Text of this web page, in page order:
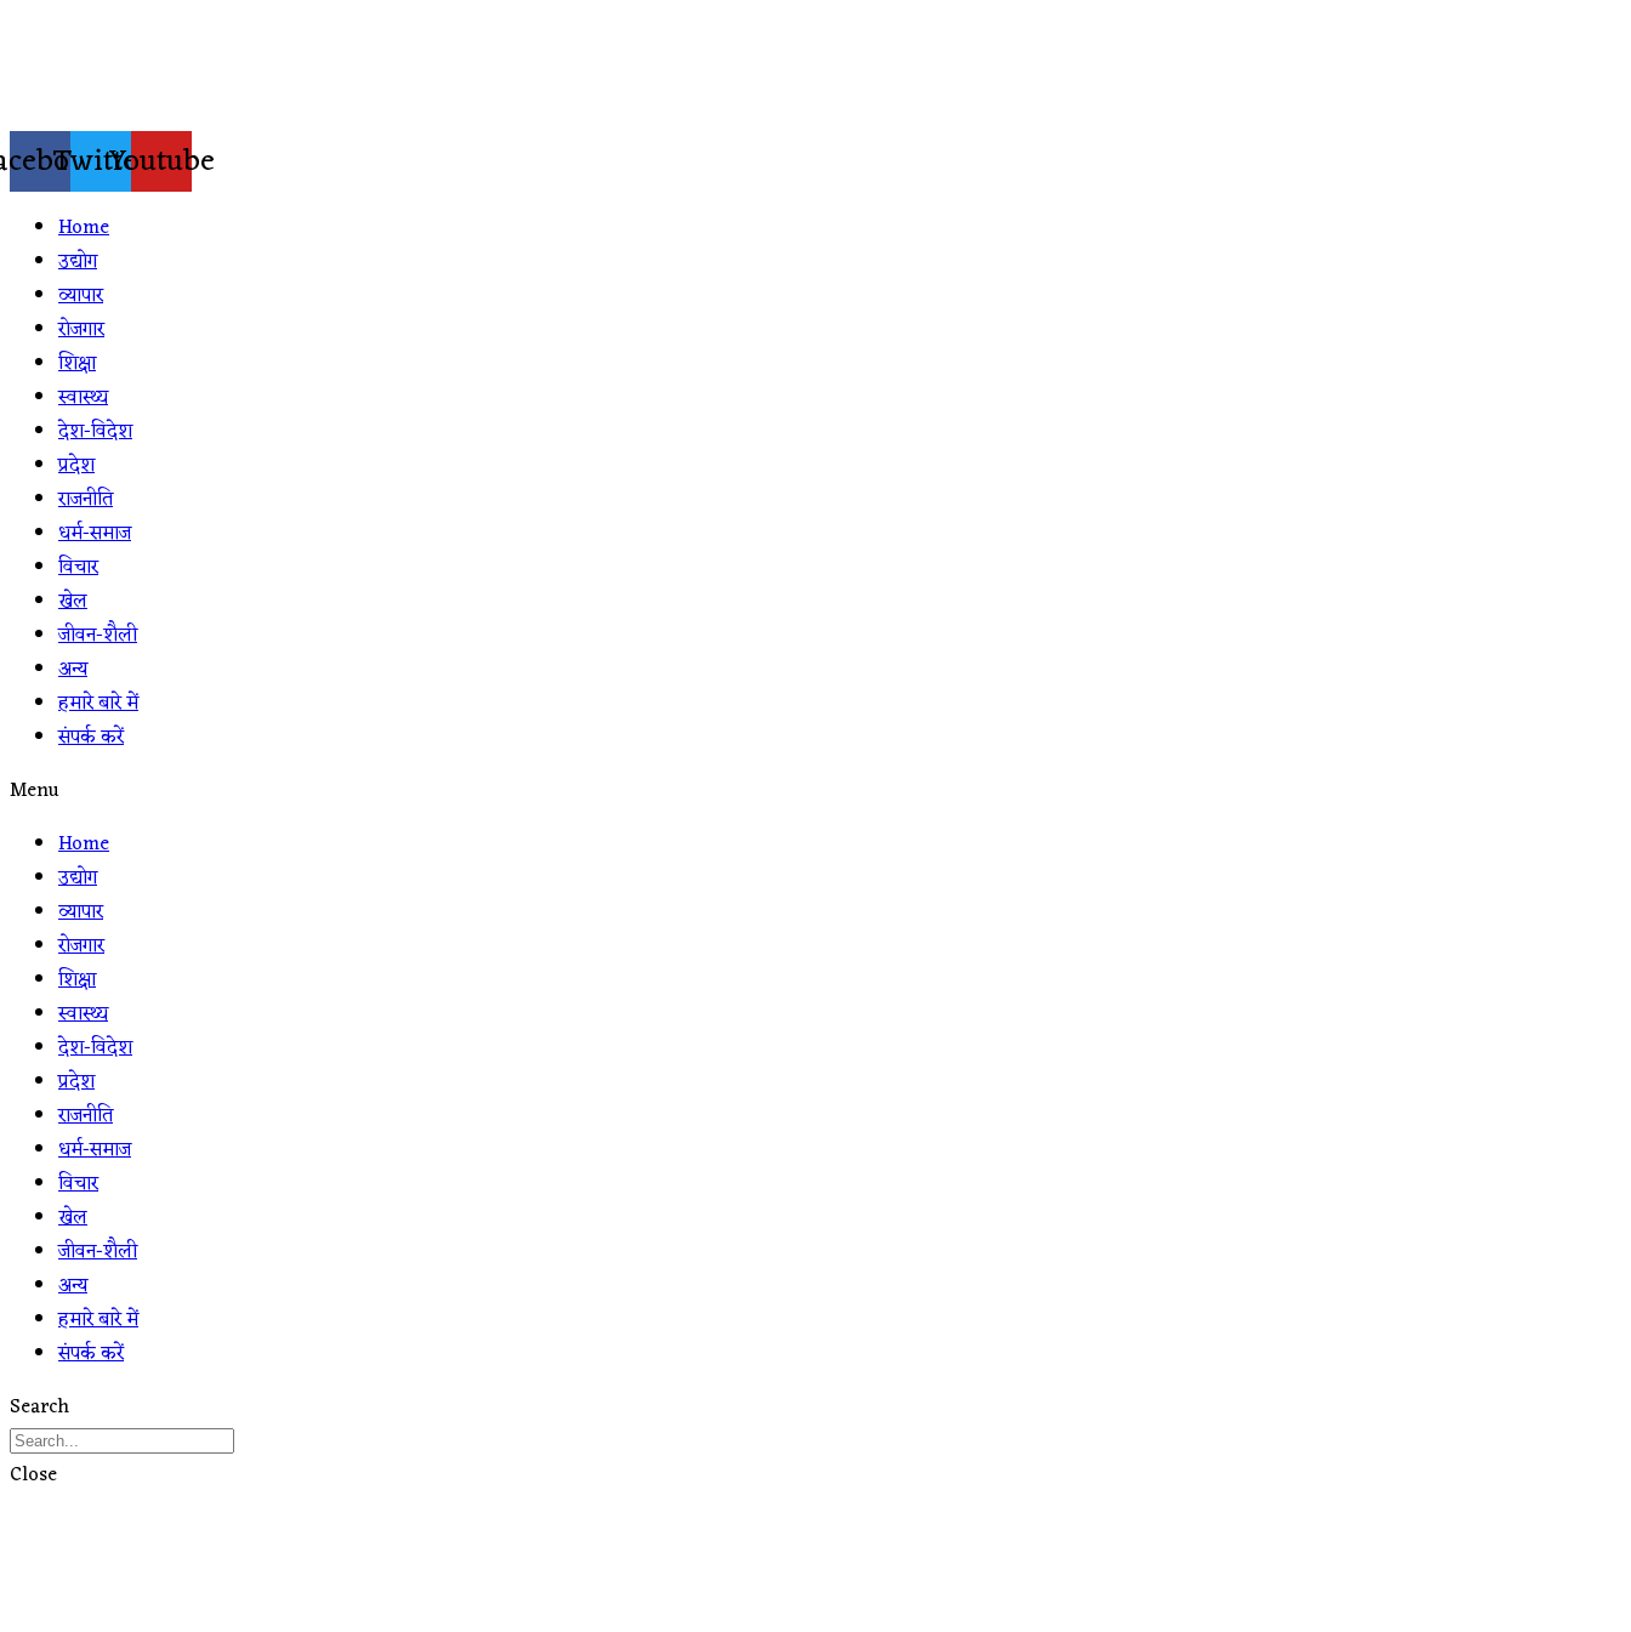
TwitterYoutube
Home
उद्योग
व्यापार
रोजगार
शिक्षा
स्वास्थ्य
देश-विदेश
प्रदेश
राजनीति
धर्म-समाज
विचार
खेल
जीवन-शैली
अन्य
हमारे बारे में
संपर्क करें
Menu
Home
उद्योग
व्यापार
रोजगार
शिक्षा
स्वास्थ्य
देश-विदेश
प्रदेश
राजनीति
धर्म-समाज
विचार
खेल
जीवन-शैली
अन्य
हमारे बारे में
संपर्क करें
Search
Close